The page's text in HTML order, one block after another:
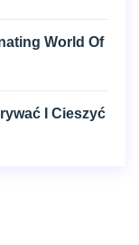
World Of
I Cieszyć